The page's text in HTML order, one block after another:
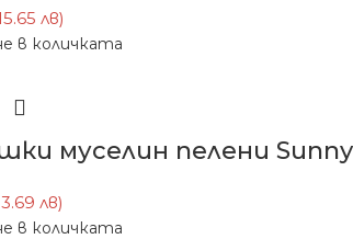
лв)
в количката
муселин пелени
лв)
в количката